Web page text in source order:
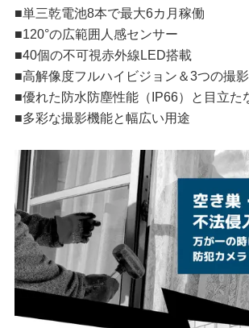
■単三乾電池8本で最大6カ月稼働
■120°の広範囲人感センサー
■40個の不可視赤外線LED搭載
■高解像度フルハイビジョン＆3つの撮
■優れた防水防塵性能（IP66）と目立た
■多彩な撮影機能と幅広い用途